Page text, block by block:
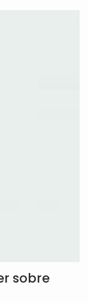
sobre